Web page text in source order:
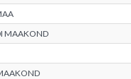
MAAKOND